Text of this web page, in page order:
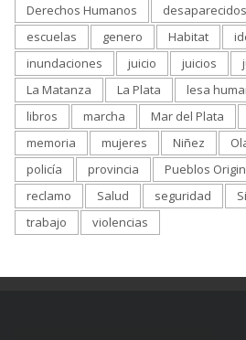
Derechos Humanos
desaparecidos
escuelas
genero Habitat
inundaciones
juicio juicios
La Matanza
La Plata lesa
libros
marcha Mar del Plata
memoria
mujeres Niñez
policía
provincia Pueblos
reclamo
Salud seguridad
trabajo
violencias